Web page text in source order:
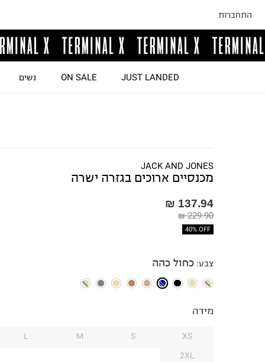
התחברות
JUST LANDED
ON SALE נשים
JACK AND JONES
מכנסיים ארוכים בגזרה ישרה
137.94 ₪
229.90 ₪
40% OFF
צבע: כחול כהה
מידה
XS
S
M
L
2XL